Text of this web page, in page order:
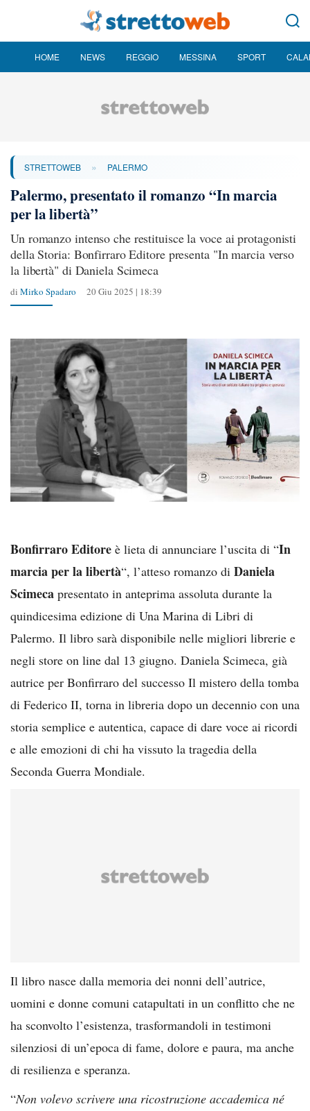
HOME NEWS REGGIO MESSINA SPORT
STRETTOWEB » PALERMO
Palermo, presentato il romanzo “In marcia
per la libertà”
Un romanzo intenso che restituisce la voce ai protagonisti
della Storia: Bonfirraro Editore presenta "In marcia verso
la libertà" di Daniela Scimeca
di Mirko Spadaro 20 Giu 2025 | 18:39
Bonfirraro Editore è lieta di annunciare l’uscita di “In
marcia per la libertà“, l’atteso romanzo di Daniela
Scimeca presentato in anteprima assoluta durante la
quindicesima edizione di Una Marina di Libri di
Palermo. Il libro sarà disponibile nelle migliori librerie e
negli store on line dal 13 giugno. Daniela Scimeca, già
autrice per Bonfirraro del successo Il mistero della tomba
di Federico II, torna in libreria dopo un decennio con una
storia semplice e autentica, capace di dare voce ai ricordi
e alle emozioni di chi ha vissuto la tragedia della
Seconda Guerra Mondiale.
Il libro nasce dalla memoria dei nonni dell’autrice,
uomini e donne comuni catapultati in un conflitto che ne
ha sconvolto l’esistenza, trasformandoli in testimoni
silenziosi di un’epoca di fame, dolore e paura, ma anche
di resilienza e speranza.
“Non volevo scrivere una ricostruzione accademica né